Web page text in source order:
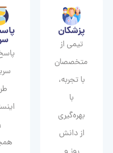
پزشکان
تیمی از
متخصصان
با تجربه،
با
بهره‌گیری
از دانش
روز و